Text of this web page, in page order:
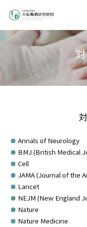
Annals of Neurology
BMJ (British Medical
Cell
JAMA (Journal of the
Lancet
NEJM (New England
Nature
Nature Medicine